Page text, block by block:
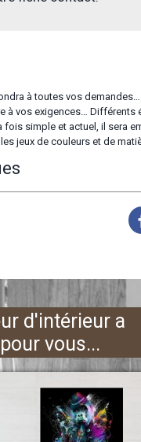
à toutes vos
à vos exigences… Différents
simple et actuel, il sera
jeux de couleurs et de
d'intérieur a
vous...